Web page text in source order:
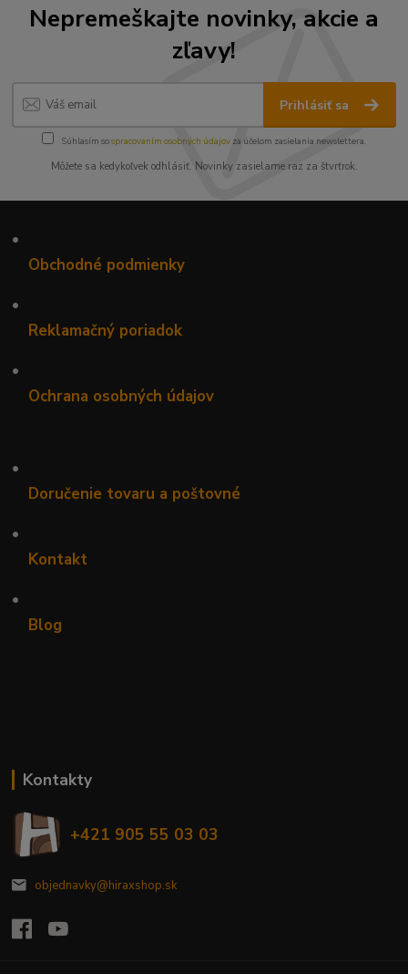
Nepremeškajte novinky, akcie a
zľavy!
Prihlásiť sa
Súhlasím sospracovaním osobných údajov za účelom zasielania newslettera.
Môžete sa kedykoľvek odhlásiť. Novinky zasielame raz za štvrťrok.
•
Obchodné podmienky
•
Reklamačný poriadok
•
Ochrana osobných údajov
•
Doručenie tovaru a poštovné
•
Kontakt
•
Blog
Kontakty
+421 905 55 03 03
objednavky@hiraxshop.sk